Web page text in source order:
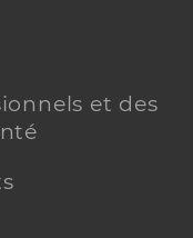
et des